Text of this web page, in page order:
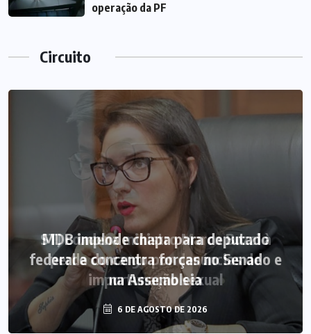
operação da PF
Circuito
MDB implode chapa para deputado
federal e concentra forças no Senado e
na Assembleia
6 DE AGOSTO DE 2026